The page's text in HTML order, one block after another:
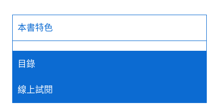
本書特色
目錄
線上試閱